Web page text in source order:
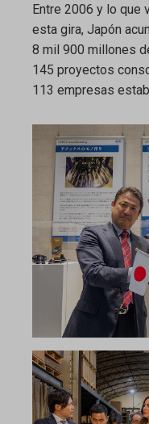
Entre 2006 y lo que
esta gira, Japón
8 mil 900 millones
145 proyectos
113 empresas